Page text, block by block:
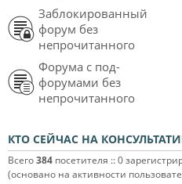
Заблокированный
форум без
непрочитанного
Форума с под-
форумами без
непрочитанного
КТО СЕЙЧАС НА
Всего384 посетителя :: 0
(основано на активности